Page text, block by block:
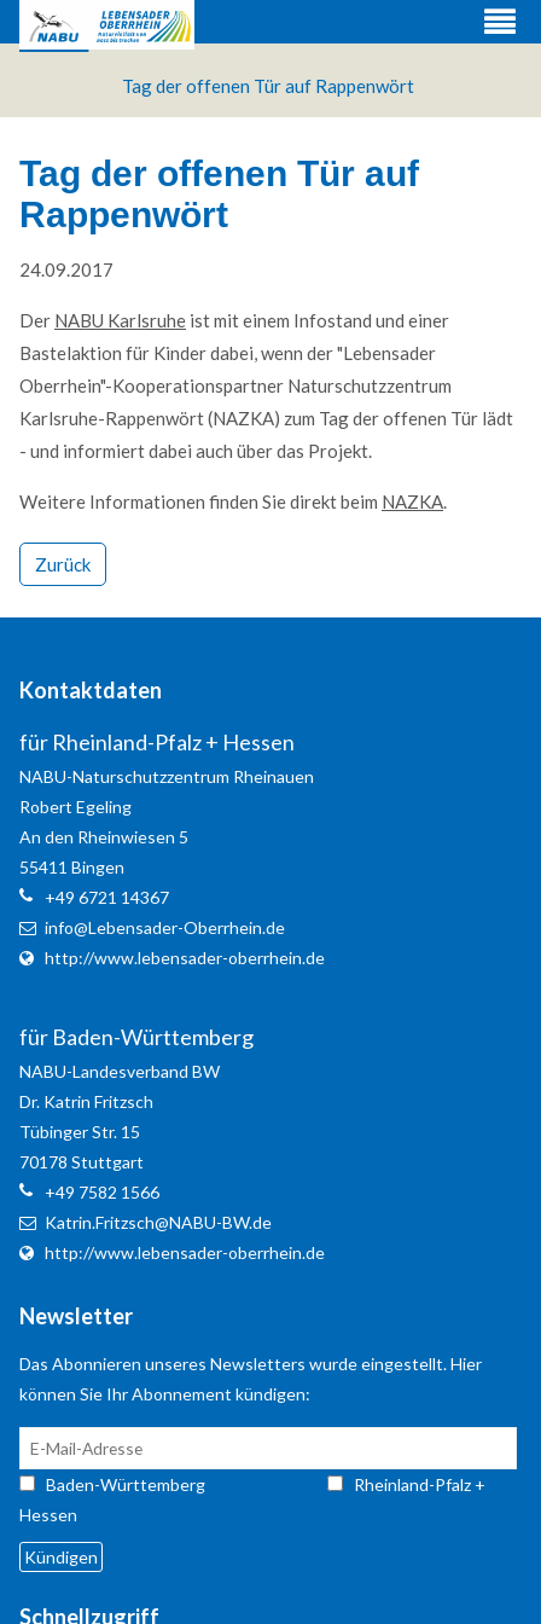
Tag der offenen Tür auf Rappenwört
Tag der offenen Tür auf
Rappenwört
24.09.2017
Der NABU Karlsruhe ist mit einem Infostand und einer
Bastelaktion für Kinder dabei, wenn der "Lebensader
Oberrhein"-Kooperationspartner Naturschutzzentrum
Karlsruhe-Rappenwört (NAZKA) zum Tag der offenen Tür lädt
- und informiert dabei auch über das Projekt.
Weitere Informationen finden Sie direkt beim NAZKA.
Zurück
Kontaktdaten
für Rheinland-Pfalz + Hessen
NABU-Naturschutzzentrum Rheinauen
Robert Egeling
An den Rheinwiesen 5
55411 Bingen
+49 6721 14367
info@Lebensader-Oberrhein.de
http://www.lebensader-oberrhein.de
für Baden-Württemberg
NABU-Landesverband BW
Dr. Katrin Fritzsch
Tübinger Str. 15
70178 Stuttgart
+49 7582 1566
Katrin.Fritzsch@NABU-BW.de
http://www.lebensader-oberrhein.de
Newsletter
Das Abonnieren unseres Newsletters wurde eingestellt. Hier
können Sie Ihr Abonnement kündigen:
Baden-Württemberg
Rheinland-Pfalz +
Hessen
Schnellzugriff
Web Projects
elit. Aenean commodo ligula eget dolor.
Good Service
Lorem ipsum dolor sit amet, consectetuer adipiscing
MEHR INFOS
Modern & Simple
elit. Aenean commodo ligula eget dolor.